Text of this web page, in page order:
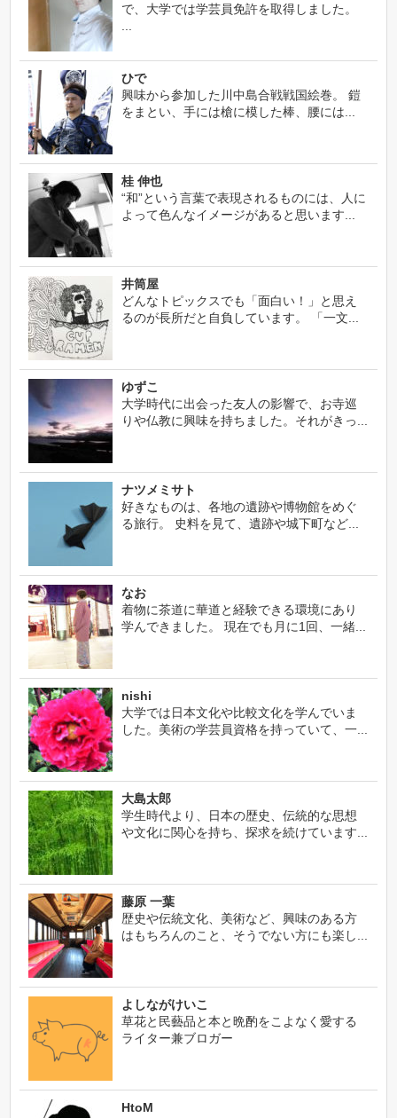
で、大学では学芸員免許を取得しました。
ひで
興味から参加した川中島合戦戦国絵巻。 鎧
をまとい、手には槍に模した棒、腰には...
桂 伸也
“和”という言葉で表現されるものには、人に
よって色んなイメージがあると思います...
井筒屋
どんなトピックスでも「面白い！」と思え
るのが長所だと自負しています。 「一文...
ゆずこ
大学時代に出会った友人の影響で、お寺巡
りや仏教に興味を持ちました。それがきっ...
ナツメミサト
好きなものは、各地の遺跡や博物館をめぐ
る旅行。 史料を見て、遺跡や城下町など...
なお
着物に茶道に華道と経験できる環境にあり
学んできました。 現在でも月に1回、一緒...
nishi
大学では日本文化や比較文化を学んでいま
した。美術の学芸員資格を持っていて、一...
大島太郎
学生時代より、日本の歴史、伝統的な思想
や文化に関心を持ち、探求を続けています...
藤原 一葉
歴史や伝統文化、美術など、興味のある方
はもちろんのこと、そうでない方にも楽し...
よしながけいこ
草花と民藝品と本と晩酌をこよなく愛する
ライター兼ブロガー
HtoM